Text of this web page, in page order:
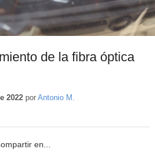
de la fibra óptica
2022por Antonio M.